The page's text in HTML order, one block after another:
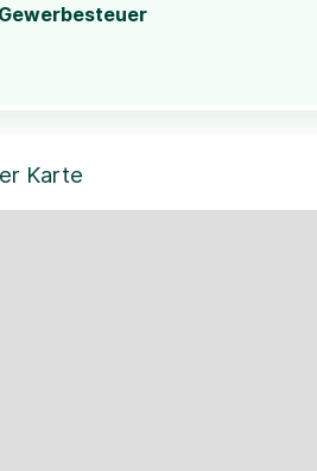
Gewerbesteuer
Karte